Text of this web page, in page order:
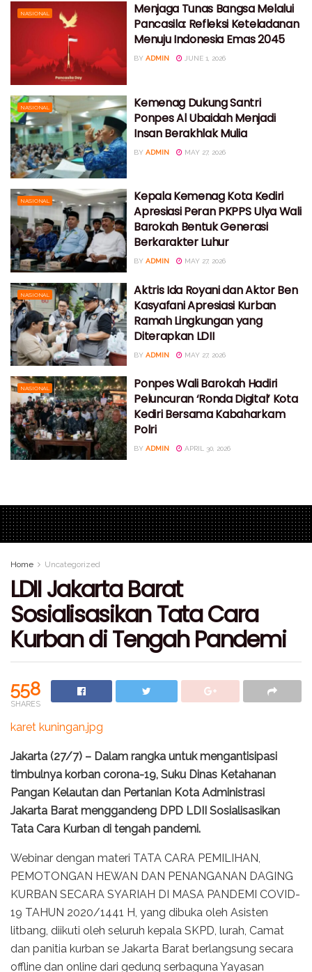
NASIONAL
Menjaga Tunas Bangsa Melalui
Pancasila: Refleksi Keteladanan
Menuju Indonesia Emas 2045
BY ADMIN JUNE 1, 2026
NASIONAL
Kemenag Dukung Santri
Ponpes Al Ubaidah Menjadi
Insan Berakhlak Mulia
BY ADMIN MAY 27, 2026
NASIONAL
Kepala Kemenag Kota Kediri
Apresiasi Peran PKPPS Ulya Wali
Barokah Bentuk Generasi
Berkarakter Luhur
BY ADMIN MAY 27, 2026
NASIONAL
Aktris Ida Royani dan Aktor Ben
Kasyafani Apresiasi Kurban
Ramah Lingkungan yang
Diterapkan LDII
BY ADMIN MAY 27, 2026
NASIONAL
Ponpes Wali Barokah Hadiri
Peluncuran ‘Ronda Digital’ Kota
Kediri Bersama Kabaharkam
Polri
BY ADMIN APRIL 30, 2026
Home Uncategorized
LDII Jakarta Barat
Sosialisasikan Tata Cara
Kurban di Tengah Pandemi
558
SHARES
karet kuningan.jpg
Jakarta (27/7) – Dalam rangka untuk mengantisipasi
timbulnya korban corona-19, Suku Dinas Ketahanan
Pangan Kelautan dan Pertanian Kota Administrasi
Jakarta Barat menggandeng DPD LDII Sosialisasikan
Tata Cara Kurban di tengah pandemi.
Webinar dengan materi TATA CARA PEMILIHAN,
PEMOTONGAN HEWAN DAN PENANGANAN DAGING
KURBAN SECARA SYARIAH DI MASA PANDEMI COVID-
19 TAHUN 2020/1441 H, yang dibuka oleh Asisten
litbang, diikuti oleh seluruh kepala SKPD, lurah, Camat
dan panitia kurban se Jakarta Barat berlangsung secara
offline dan online dari gedung serbaguna Yayasan